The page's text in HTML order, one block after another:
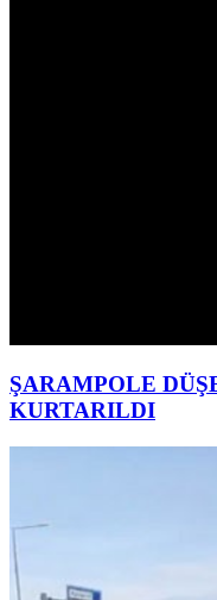
ŞARAMPOLE
KURTARILDI